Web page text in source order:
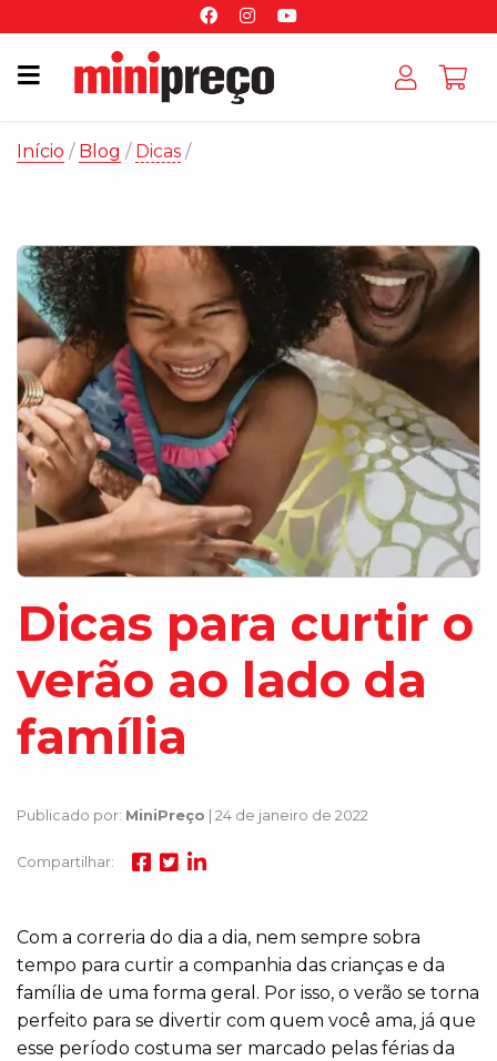
Início / Blog / Dicas
Dicas para curtir o
verão ao lado da
família
Publicado por: MiniPreço | 24 de janeiro de 2022
Compartilhar:
Com a correria do dia a dia, nem sempre sobra
tempo para curtir a companhia das crianças e da
família de uma forma geral. Por isso, o verão se torna
perfeito para se divertir com quem você ama, já que
esse período costuma ser marcado pelas férias da